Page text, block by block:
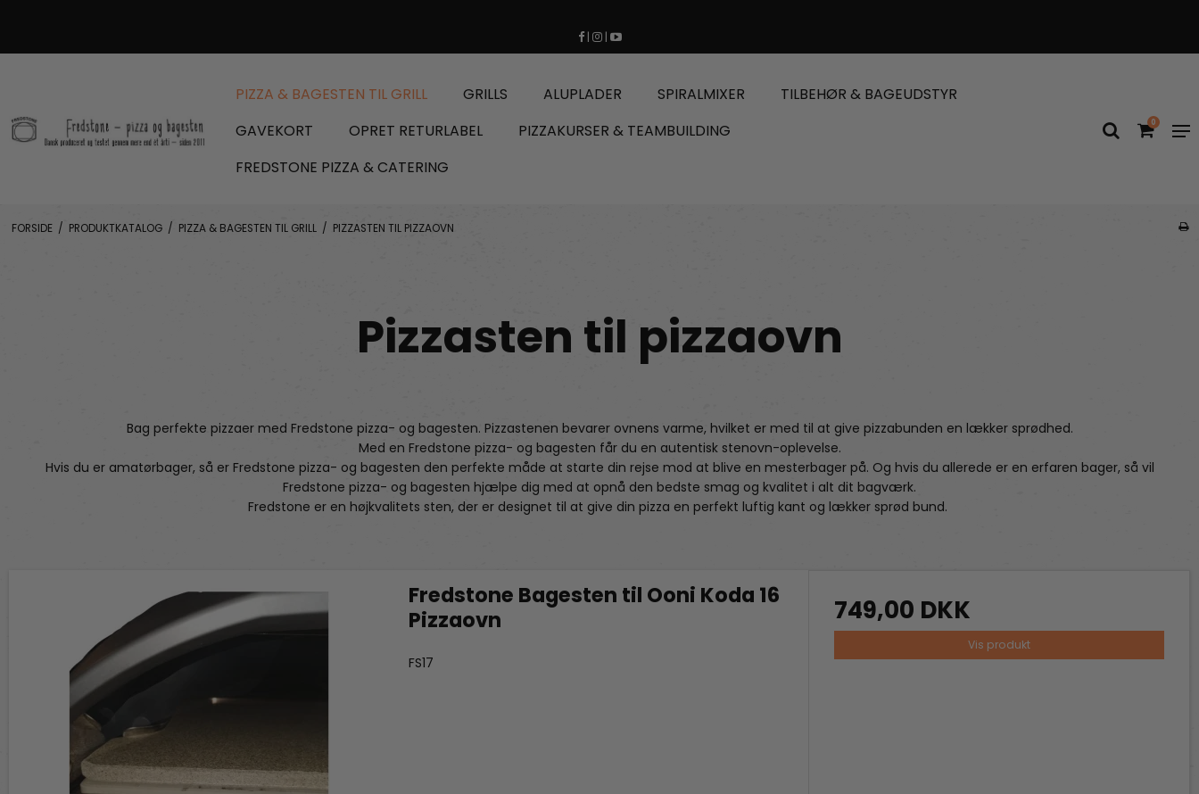
| |
PIZZA & BAGESTEN TIL GRILL GRILLS ALUPLADER SPIRALMIXER
TILBEHØR & BAGEUDSTYR
GAVEKORT
OPRET RETURLABEL
PIZZAKURSER & TEAMBUILDING
FREDSTONE PIZZA & CATERING
0
FORSIDE / PRODUKTKATALOG / PIZZA & BAGESTEN TIL GRILL / PIZZASTEN TIL PIZZAOVN
Pizzasten til pizzaovn
Bag perfekte pizzaer med Fredstone pizza- og bagesten. Pizzastenen bevarer ovnens varme, hvilket er med til at give pizzabunden en lækker sprødhed.
Med en Fredstone pizza- og bagesten får du en autentisk stenovn-oplevelse.
Hvis du er amatørbager, så er Fredstone pizza- og bagesten den perfekte måde at starte din rejse mod at blive en mesterbager på. Og hvis du allerede er en erfaren bager, så vil
Fredstone pizza- og bagesten hjælpe dig med at opnå den bedste smag og kvalitet i alt dit bagværk.
Fredstone er en højkvalitets sten, der er designet til at give din pizza en perfekt luftig kant og lækker sprød bund.
Fredstone Bagesten til Ooni Koda 16
Pizzaovn
FS17
749,00 DKK
Vis produkt